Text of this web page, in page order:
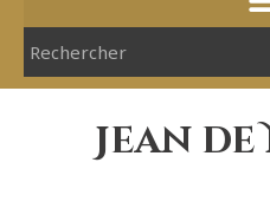
Jean de